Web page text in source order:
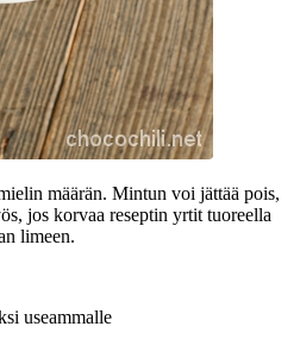
määrän. Mintun voi jättää pois,
jos korvaa reseptin yrtit tuoreella
limeen.
useammalle